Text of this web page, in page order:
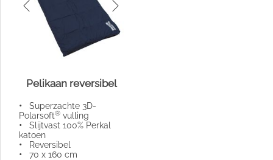
Pelikaan reversibel
• Superzachte 3D-
Polarsoft® vulling
• Slijtvast 100% Perkal
katoen
• Reversibel
• 70 x 160 cm